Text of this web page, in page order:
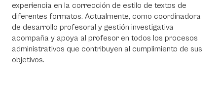
experiencia en la corrección de estilo de textos de
diferentes formatos. Actualmente, como coordinadora
de desarrollo profesoral y gestión investigativa
acompaña y apoya al profesor en todos los procesos
administrativos que contribuyen al cumplimiento de sus
objetivos.